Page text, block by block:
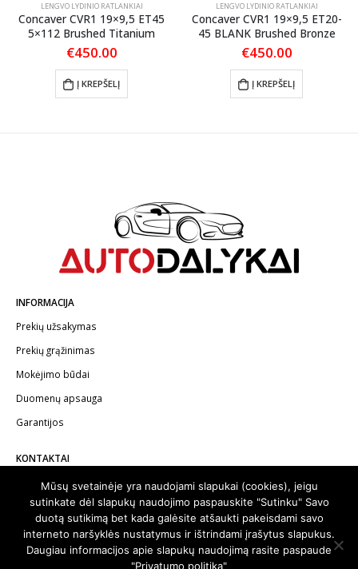
LENGVO LYDINIO RATLANKIAI
Concaver CVR1 19×9,5 ET45
5×112 Brushed Titanium
€450.00
Į KREPŠELĮ
LENGVO LYDINIO RATLANKIAI
Concaver CVR1 19×9,5 ET20-
45 BLANK Brushed Bronze
€450.00
Į KREPŠELĮ
INFORMACIJA
Prekių užsakymas
Prekių grąžinimas
Mokėjimo būdai
Duomenų apsauga
Garantijos
KONTAKTAI
Telefonas:+370 602 62622
El.paštas: info@autodalykai.lt
Mūsų svetainėje yra naudojami slapukai (cookies), jeigu
sutinkate dėl slapukų naudojimo paspauskite "Sutinku" Savo
duotą sutikimą bet kada galėsite atšaukti pakeisdami savo
interneto naršyklės nustatymus ir ištrindami įrašytus slapukus.
Daugiau informacijos apie slapukų naudojimą rasite paspaude
"Privatumo politika"